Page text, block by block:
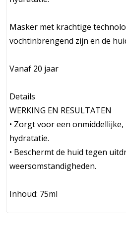
Masker met krachtige
vochtinbrengend zijn en de
Vanaf 20 jaar
Details
WERKING EN RESULTATEN
• Zorgt voor een
hydratatie.
• Beschermt de huid tegen
weersomstandigheden.
Inhoud: 75ml